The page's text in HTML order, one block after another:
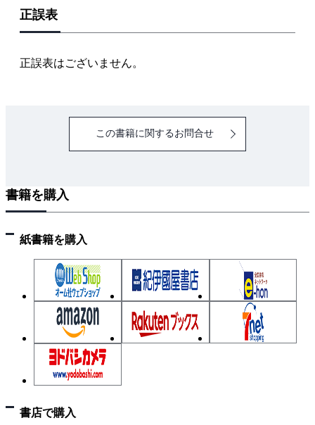
正誤表
正誤表はございません。
この書籍に関するお問合せ
書籍を購入
紙書籍を購入
書店で購入